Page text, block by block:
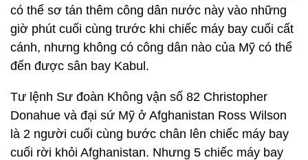
có thể sơ tán thêm công dân nước này vào những
giờ phút cuối cùng trước khi chiếc máy bay cuối cất
cánh, nhưng không có công dân nào của Mỹ có thể
đến được sân bay Kabul.
Tư lệnh Sư đoàn Không vận số 82 Christopher
Donahue và đại sứ Mỹ ở Afghanistan Ross Wilson
là 2 người cuối cùng bước chân lên chiếc máy bay
cuối rời khỏi Afghanistan. Nhưng 5 chiếc máy bay